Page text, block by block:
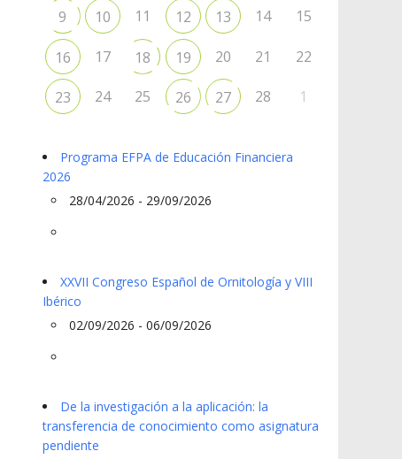
9 10 11 12 13 14 15
16 17 18 19 20 21 22
23 24 25 26 27 28 1
Programa EFPA de Educación Financiera
2026
28/04/2026 - 29/09/2026
XXVII Congreso Español de Ornitología y VIII
Ibérico
02/09/2026 - 06/09/2026
De la investigación a la aplicación: la
transferencia de conocimiento como asignatura
pendiente